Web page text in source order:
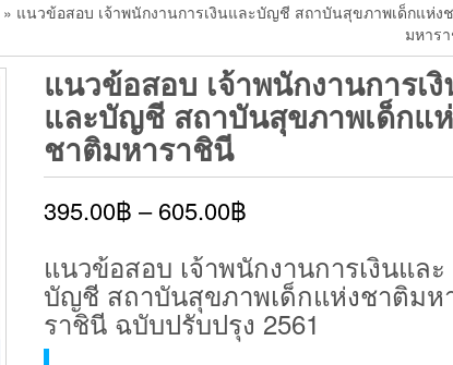
» แนวข้อสอบ เจ้าพนักงานการเงินและบัญชี สถาบันสุขภาพเด็กแห่ง
มหาร
แนวข้อสอบ เจ้าพนักงานการเ
และบัญชี สถาบันสุขภาพเด็กแ
ชาติมหาราชินี
395.00฿ –605.00฿
แนวข้อสอบ เจ้าพนักงานการเงินและ
บัญชี สถาบันสุขภาพเด็กแห่งชาติมห
ราชินี ฉบับปรับปรุง 2561